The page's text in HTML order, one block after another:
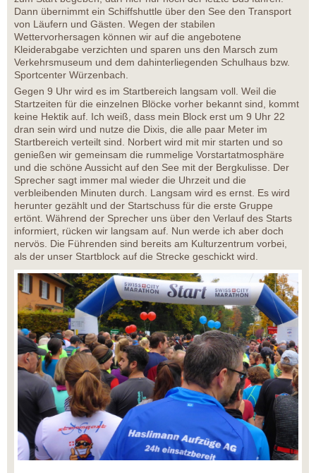
Dann übernimmt ein Schiffshuttle über den See den Transport
von Läufern und Gästen. Wegen der stabilen
Wettervorhersagen können wir auf die angebotene
Kleiderabgabe verzichten und sparen uns den Marsch zum
Verkehrsmuseum und dem dahinterliegenden Schulhaus bzw.
Sportcenter Würzenbach.
Gegen 9 Uhr wird es im Startbereich langsam voll. Weil die
Startzeiten für die einzelnen Blöcke vorher bekannt sind, kommt
keine Hektik auf. Ich weiß, dass mein Block erst um 9 Uhr 22
dran sein wird und nutze die Dixis, die alle paar Meter im
Startbereich verteilt sind. Norbert wird mit mir starten und so
genießen wir gemeinsam die rummelige Vorstartatmosphäre
und die schöne Aussicht auf den See mit der Bergkulisse. Der
Sprecher sagt immer mal wieder die Uhrzeit und die
verbleibenden Minuten durch. Langsam wird es ernst. Es wird
herunter gezählt und der Startschuss für die erste Gruppe
ertönt. Während der Sprecher uns über den Verlauf des Starts
informiert, rücken wir langsam auf. Nun werde ich aber doch
nervös. Die Führenden sind bereits am Kulturzentrum vorbei,
als der unser Startblock auf die Strecke geschickt wird.